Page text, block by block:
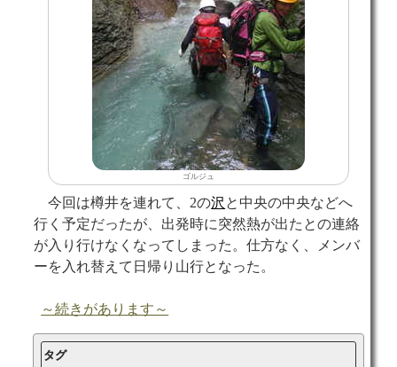
ゴルジュ
今回は樽井を連れて、2の沢 と中央の中央などへ
行く予定だったが、出発時に突然熱が出たとの連絡
が入り行けなくなってしまった。仕方なく、メンバ
ーを入れ替えて日帰り山行となった。
～続きがあります～
タグ